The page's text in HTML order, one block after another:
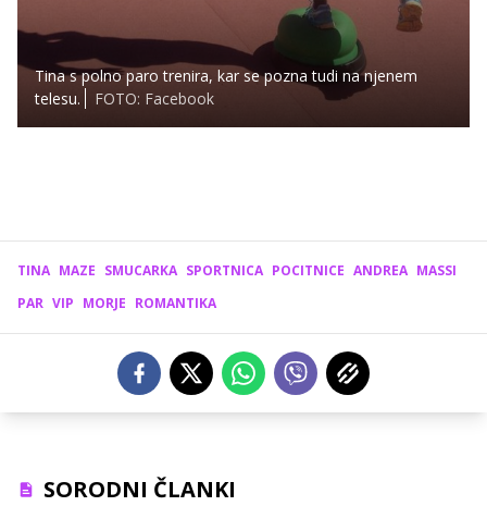
Tina s polno paro trenira, kar se pozna tudi na njenem
telesu.
FOTO: Facebook
TINA MAZE SMUCARKA SPORTNICA POCITNICE ANDREA MASSI
PAR VIP MORJE ROMANTIKA
SORODNI ČLANKI